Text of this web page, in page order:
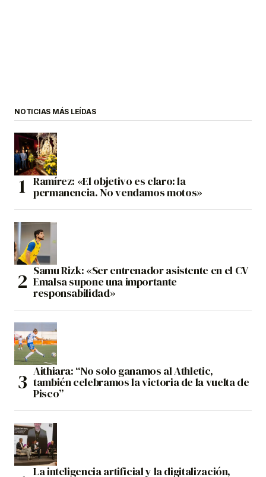
NOTICIAS MÁS LEÍDAS
Ramírez: «El objetivo es claro: la
permanencia. No vendamos motos»
Samu Rizk: «Ser entrenador asistente en el CV
Emalsa supone una importante
responsabilidad»
Aithiara: “No solo ganamos al Athletic,
también celebramos la victoria de la vuelta de
Pisco”
La inteligencia artificial y la digitalización,